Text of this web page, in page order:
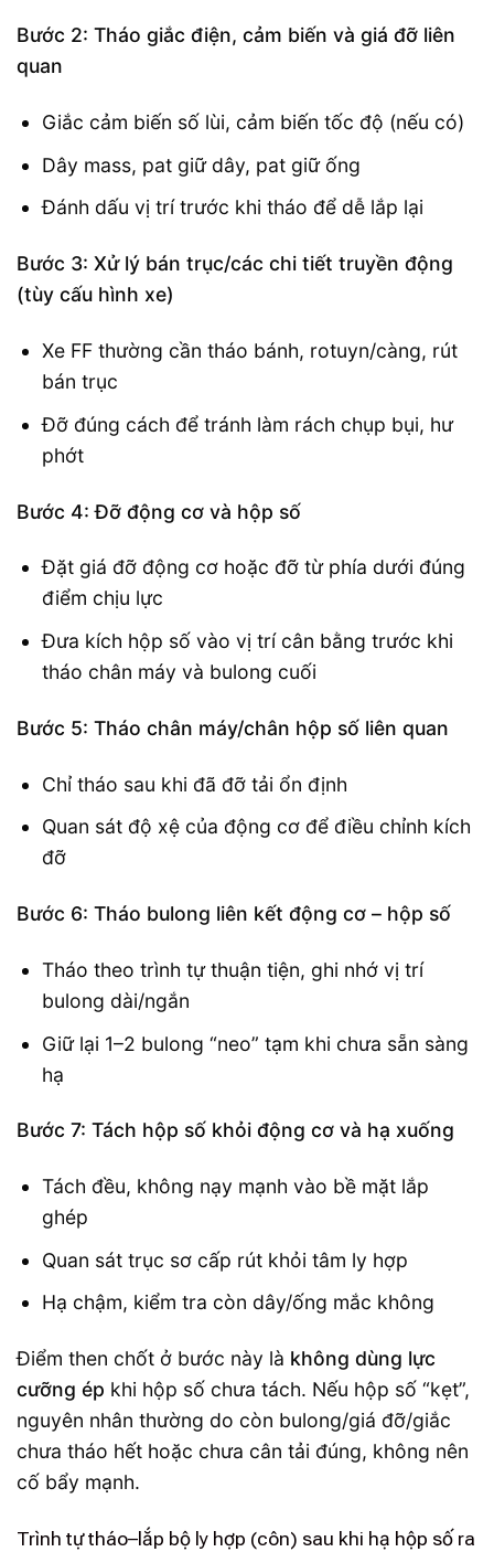
Bước 2: Tháo giắc điện, cảm biến và giá đỡ liên
quan
Giắc cảm biến số lùi, cảm biến tốc độ (nếu có)
Dây mass, pat giữ dây, pat giữ ống
Đánh dấu vị trí trước khi tháo để dễ lắp lại
Bước 3: Xử lý bán trục/các chi tiết truyền động
(tùy cấu hình xe)
Xe FF thường cần tháo bánh, rotuyn/càng, rút
bán trục
Đỡ đúng cách để tránh làm rách chụp bụi, hư
phớt
Bước 4: Đỡ động cơ và hộp số
Đặt giá đỡ động cơ hoặc đỡ từ phía dưới đúng
điểm chịu lực
Đưa kích hộp số vào vị trí cân bằng trước khi
tháo chân máy và bulong cuối
Bước 5: Tháo chân máy/chân hộp số liên quan
Chỉ tháo sau khi đã đỡ tải ổn định
Quan sát độ xệ của động cơ để điều chỉnh kích
đỡ
Bước 6: Tháo bulong liên kết động cơ – hộp số
Tháo theo trình tự thuận tiện, ghi nhớ vị trí
bulong dài/ngắn
Giữ lại 1–2 bulong “neo” tạm khi chưa sẵn sàng
hạ
Bước 7: Tách hộp số khỏi động cơ và hạ xuống
Tách đều, không nạy mạnh vào bề mặt lắp
ghép
Quan sát trục sơ cấp rút khỏi tâm ly hợp
Hạ chậm, kiểm tra còn dây/ống mắc không
Điểm then chốt ở bước này là không dùng lực
cưỡng ép khi hộp số chưa tách. Nếu hộp số “kẹt”,
nguyên nhân thường do còn bulong/giá đỡ/giắc
chưa tháo hết hoặc chưa cân tải đúng, không nên
cố bẩy mạnh.
Trình tự tháo–lắp bộ ly hợp (côn) sau khi hạ hộp số ra